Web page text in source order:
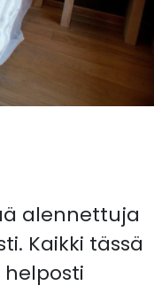
alennettuja
Kaikki tässä